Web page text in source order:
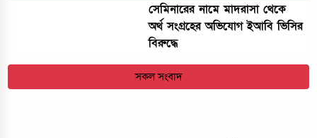
সেমিনারের নামে মাদরাসা থেকে
অর্থ সংগ্রহের অভিযোগ ইআবি ভিসির
বিরুদ্ধে
সকল সংবাদ